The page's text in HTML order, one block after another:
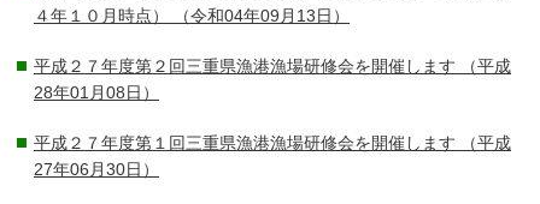
４年１０月時点）
（令和04年09月13日）
平成２７年度第２回三重県漁港漁場研修会を開催します （平成
28年01月08日）
平成２７年度第１回三重県漁港漁場研修会を開催します （平成
27年06月30日）